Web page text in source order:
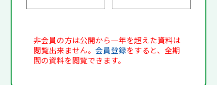
非会員の方は公開から一年を超えた資料は
閲覧出来ません。会員登録をすると、全期
間の資料を閲覧できます。